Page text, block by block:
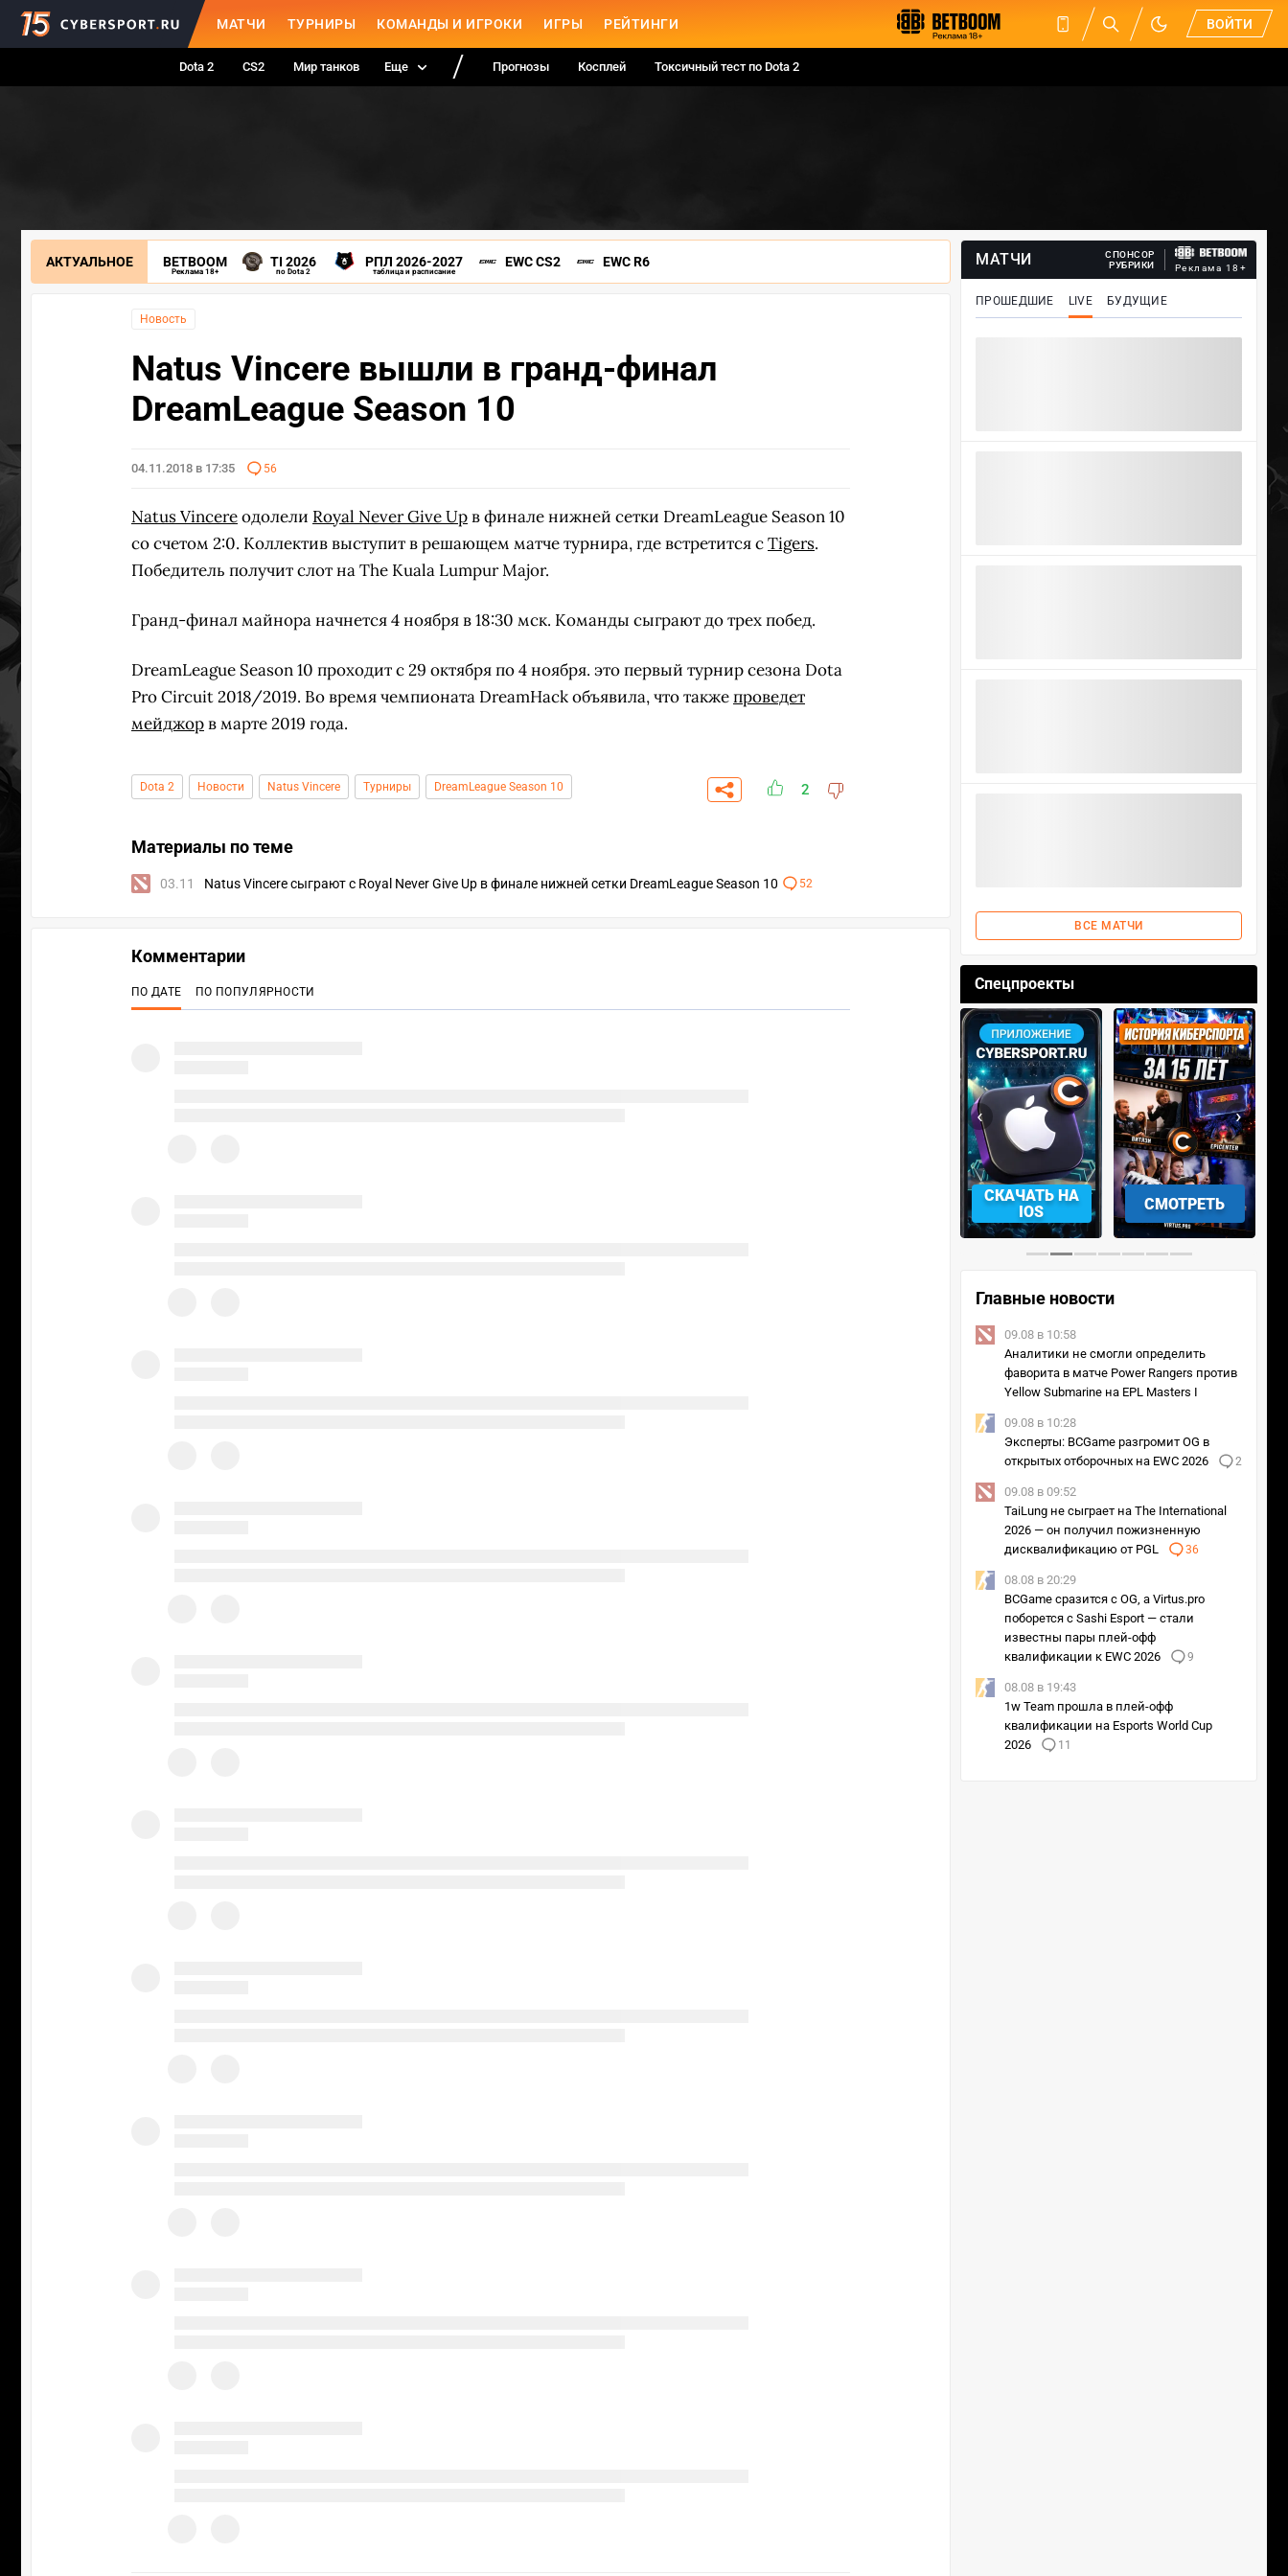
МАТЧИ ТУРНИРЫ КОМАНДЫ И ИГРОКИ ИГРЫ РЕЙТИНГИ ВОЙТИ
Dota 2 CS2 Мир танков Еще Прогнозы Косплей Токсичный тест по Dota 2
АКТУАЛЬНОЕ BETBOOM
Реклама 18+
TI 2026
по Dota 2
РПЛ 2026-2027
таблица и расписание
EWC CS2 EWC R6
Новость
Natus Vincere вышли в гранд-финал
DreamLeague Season 10
04.11.2018 в 17:35 56
Natus Vincereодолели Royal Never Give Upв финале нижней сетки DreamLeague Season 10
со счетом 2:0. Коллектив выступит в решающем матче турнира, где встретится сTigers.
Победитель получит слот на The Kuala Lumpur Major.
Гранд-финал майнора начнется 4 ноября в 18:30 мск. Команды сыграют до трех побед.
DreamLeague Season 10 проходит с 29 октября по 4 ноября. это первый турнир сезона Dota
Pro Circuit 2018/2019. Во время чемпионата DreamHack объявила, что такжепроведет
мейджорв марте 2019 года.
Dota 2 Новости Natus Vincere Турниры DreamLeague Season 10 2
Материалы по теме
03.11 Natus Vincere сыграют c Royal Never Give Up в финале нижней сетки DreamLeague Season 10 52
МАТЧИ
СПОНСОР
РУБРИКИ
Реклама 18+
ПРОШЕДШИЕ LIVE БУДУЩИЕ
ВСЕ МАТЧИ
Спецпроекты
СКАЧАТЬ НА
IOS
СМОТРЕТЬ
‹ ›
Главные новости
09.08 в 10:58
Аналитики не смогли определить
фаворита в матче Power Rangers против
Yellow Submarine на EPL Masters I
09.08 в 10:28
Эксперты: BCGame разгромит OG в
открытых отборочных на EWC 2026
2
09.08 в 09:52
TaiLung не сыграет на The International
2026 — он получил пожизненную
дисквалификацию от PGL
36
08.08 в 20:29
BCGame сразится с OG, а Virtus.pro
поборется с Sashi Esport — стали
известны пары плей-офф
квалификации к EWC 2026
9
08.08 в 19:43
1w Team прошла в плей-офф
квалификации на Esports World Cup
2026
11
Комментарии
ПО ДАТЕ ПО ПОПУЛЯРНОСТИ